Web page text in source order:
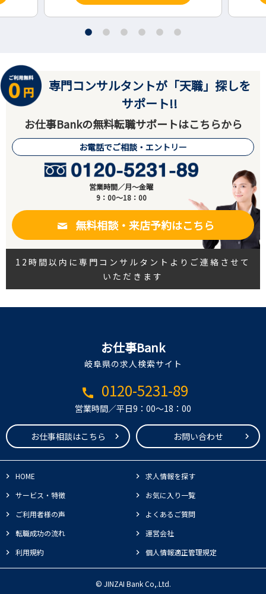
専門コンサルタントが「天職」探しを
サポート!!
お仕事Bankの無料転職サポートはこちらから
お電話でご相談・エントリー
営業時間／月～金曜
9：00～18：00
無料相談・来店予約はこちら
12時間以内に専門コンサルタントよりご連絡させて
いただきます
お仕事Bank
岐阜県の求人検索サイト
call 0120-5231-89
営業時間／平日9：00～18：00
お仕事相談はこちら お問い合わせ
HOME
求人情報を探す
サービス・特徴
お気に入り一覧
ご利用者様の声
よくあるご質問
転職成功の流れ
運営会社
利用規約
個人情報適正管理規定
© JINZAI Bank Co,.Ltd.